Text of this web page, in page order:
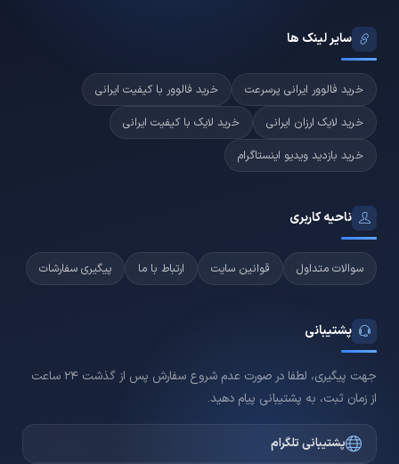
سایر لینک ها
خرید فالوور ایرانی پرسرعت
خرید فالوور با کیفیت ایرانی
خرید لایک ارزان ایرانی
خرید لایک با کیفیت ایرانی
خرید بازدید ویدیو اینستاگرام
ناحیه کاربری
سوالات متداول قوانین سایت ارتباط با ما پیگیری سفارشات
پشتیبانی
جهت پیگیری، لطفا در صورت عدم شروع سفارش پس از گذشت 24 ساعت
از زمان ثبت، به پشتیبانی پیام دهید.
پشتیبانی تلگرام